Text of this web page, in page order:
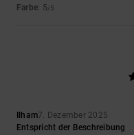
Farbe: 5/5
Ilham7. Dezember 2025
Entspricht der Beschreibung